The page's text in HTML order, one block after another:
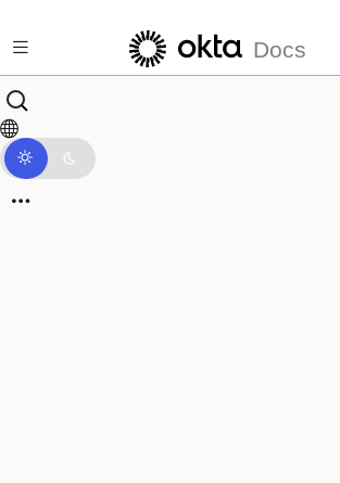
Docs